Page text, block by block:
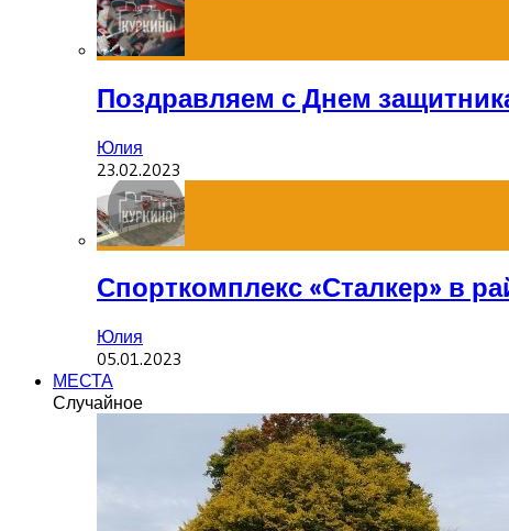
Поздравляем с Днем
Юлия
23.02.2023
Спорткомплекс «Сталкер» в
Юлия
05.01.2023
МЕСТА
Случайное